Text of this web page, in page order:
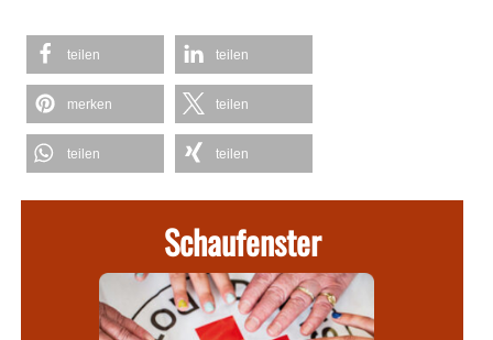
teilen teilen
merken teilen
teilen teilen
Schaufenster